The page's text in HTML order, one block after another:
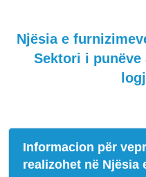
Njësia e
Sektori i
Informacion për
realizohet në Njësia